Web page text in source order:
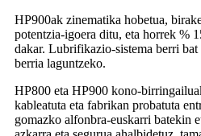
HP900ak zinematika hobetua,
potentzia-igoera ditu, eta horrek %
dakar. Lubrifikazio-sistema berri
berria laguntzeko.
HP800 eta HP900 kono-
kableatuta eta fabrikan probatuta
gomazko alfonbra-euskarri batekin